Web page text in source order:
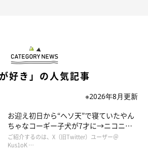
が好き」の人気記事
※2026年8月更新
お迎え初日から“ヘソ天”で寝ていたやん
ちゃなコーギー子犬が7才に→ニコニ
コ“コーギースマイル”が魅力のコに成
長！
ご紹介するのは、X（旧Twitter）ユーザー＠
Kus1oK …